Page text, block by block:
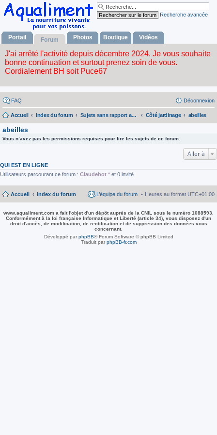
Recherche avancée
Portail Forum Photos Boutique Vidéos
FAQ Déconnexion
Accueil Index du forum Sujets sans rapport avec la nourriture vivante Côté jardinage abeilles
abeilles
Vous n’avez pas les permissions requises pour lire les sujets de ce forum.
Aller à
QUI EST EN LIGNE
Utilisateurs parcourant ce forum : Claudebot * et 0 invité
Accueil Index du forum Heures au format UTC+01:00
L’équipe du forum
www.aqualiment.com a fait l'objet d'un dépôt auprès de la CNIL sous le numéro 1088593.
Conformément à la loi française Informatique et Liberté (article 34), vous disposez d'un
droit d'accès, de modification, de rectification et de suppression des données vous
concernant.
Développé parphpBB® Forum Software © phpBB Limited
Traduit parphpBB-fr.com